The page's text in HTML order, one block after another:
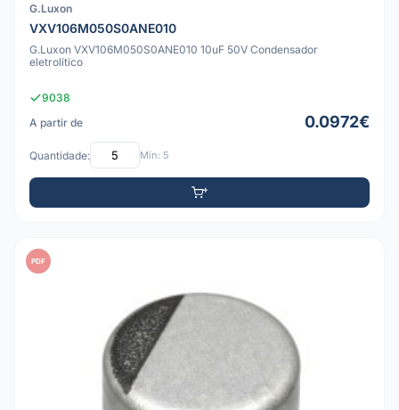
G.Luxon
VXV106M050S0ANE010
G.Luxon VXV106M050S0ANE010 10uF 50V Condensador
eletrolítico
9038
A partir de
0.0972€
Quantidade: Mín: 5
PDF